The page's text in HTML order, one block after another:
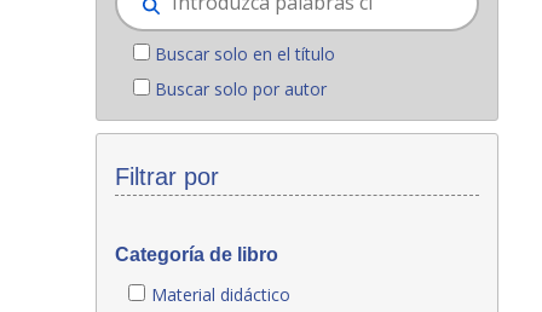
Buscar solo en el título
Buscar solo por autor
Filtrar por
Categoría de libro
Material didáctico